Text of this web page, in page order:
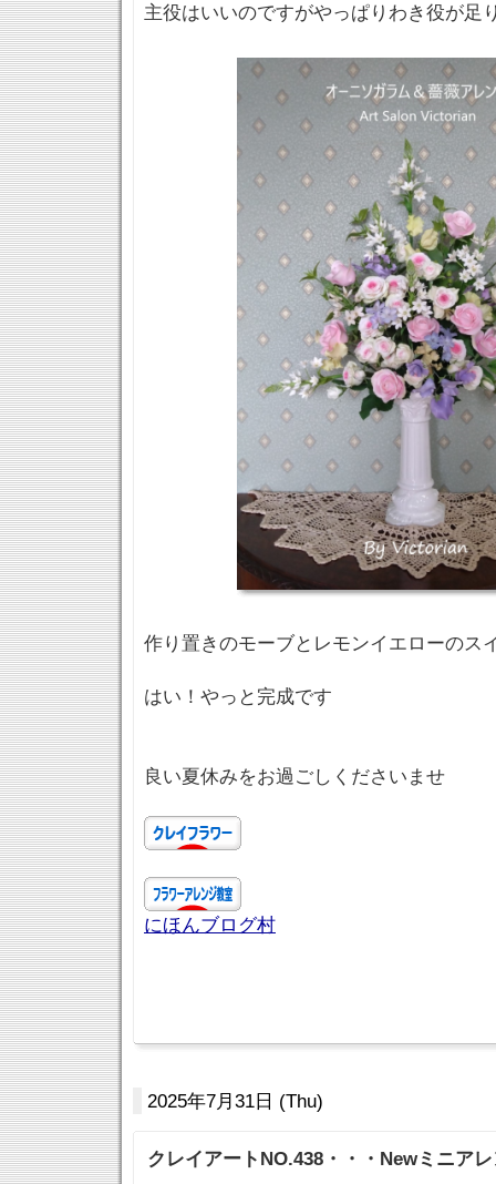
主役はいいのですがやっぱりわき役が足
作り置きのモーブとレモンイエローのス
はい！やっと完成です
良い夏休みをお過ごしくださいませ
にほんブログ村
2025年7月31日 (Thu)
クレイアートNO.438・・・Newミニア